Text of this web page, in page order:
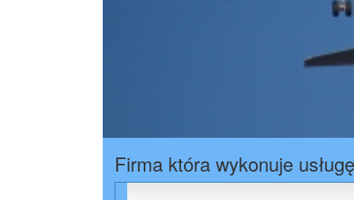
Firma która wykonuje